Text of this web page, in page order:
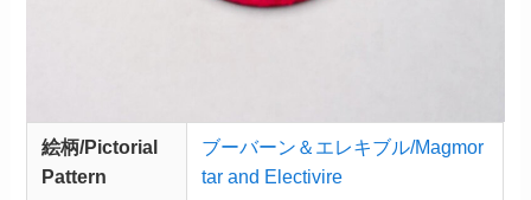
絵柄/Pictorial
Pattern
ブーバーン＆エレキブル/Magmor
tar and Electivire